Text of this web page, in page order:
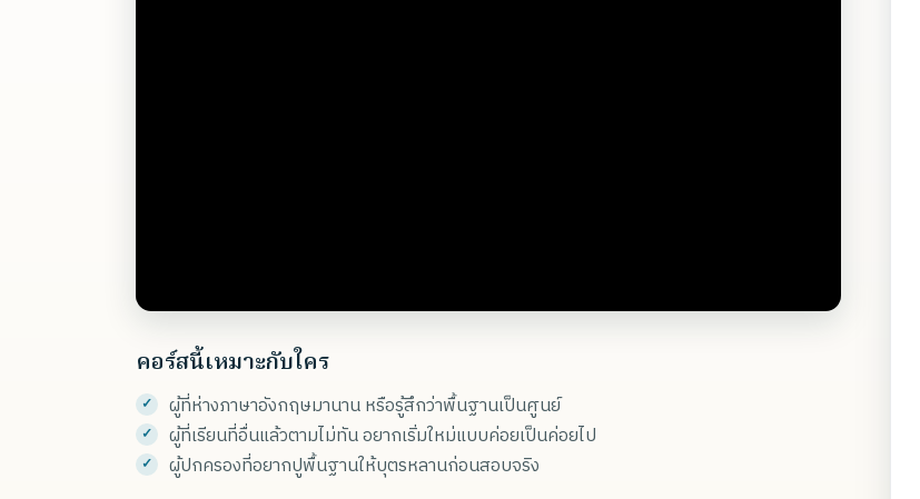
คอร์สนี้เหมาะกับใคร
ผู้ที่ห่างภาษาอังกฤษมานาน หรือรู้สึกว่าพื้นฐานเป็นศูนย์
ผู้ที่เรียนที่อื่นแล้วตามไม่ทัน อยากเริ่มใหม่แบบค่อยเป็นค่อยไป
ผู้ปกครองที่อยากปูพื้นฐานให้บุตรหลานก่อนสอบจริง